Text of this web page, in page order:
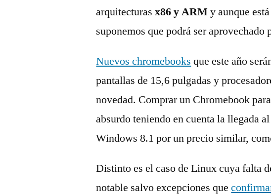
arquitecturasx86 y ARMy aunque
suponemos que podrá ser aprovechado
Nuevos chromebooks que este año
pantallas de 15,6 pulgadas y
novedad. Comprar un Chromebook
absurdo teniendo en cuenta la llegada
Windows 8.1 por un precio similar,
Distinto es el caso de Linux cuya falta
notable salvo excepciones que